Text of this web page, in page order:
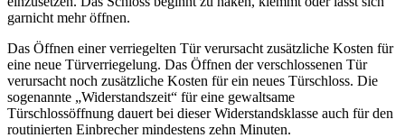
garnicht mehr öffnen.
Das Öffnen einer verriegelten Tür verursacht zusätzliche Kosten für
eine neue Türverriegelung. Das Öffnen der verschlossenen Tür
verursacht noch zusätzliche Kosten für ein neues Türschloss. Die
sogenannte „Widerstandszeit“ für eine gewaltsame
Türschlossöffnung dauert bei dieser Widerstandsklasse auch für den
routinierten Einbrecher mindestens zehn Minuten.